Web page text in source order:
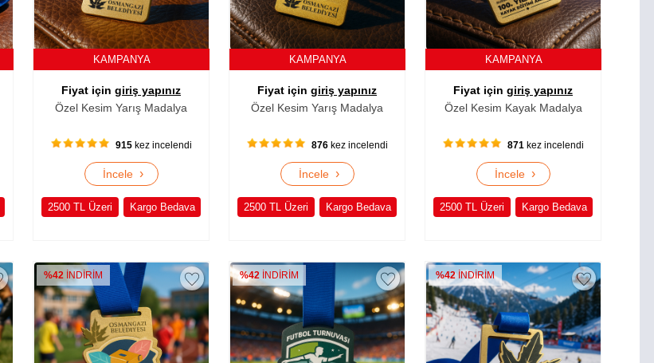
KAMPANYA
Fiyat için giriş yapınız
Özel Kesim Yarış Madalya
915kez incelendi
İncele ›
2500 TL Üzeri Kargo Bedava
KAMPANYA
Fiyat için giriş yapınız
Özel Kesim Yarış Madalya
876kez incelendi
İncele ›
2500 TL Üzeri Kargo Bedava
KAMPANYA
Fiyat için giriş yapınız
Özel Kesim Kayak Madalya
871kez incelendi
İncele ›
2500 TL Üzeri Kargo Bedava
%42 İNDİRİM %42 İNDİRİM %42İNDİRİM